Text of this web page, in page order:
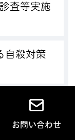
お問い合わせ
査等実施
自殺対策
業計画
ト計画